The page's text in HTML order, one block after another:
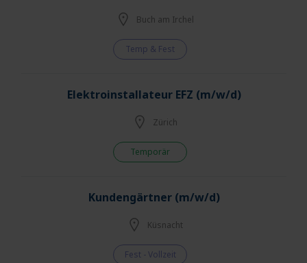
Buch am Irchel
Temp & Fest
Elektroinstallateur EFZ (m/w/d)
Zürich
Temporär
Kundengärtner (m/w/d)
Küsnacht
Fest - Vollzeit